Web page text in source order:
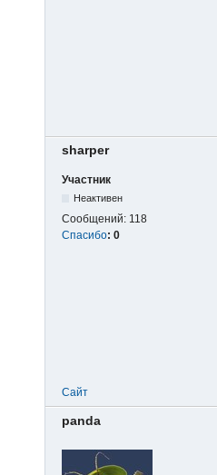
sharper
Участник
Неактивен
Сообщений: 118
Спасибо: 0
Сайт
panda